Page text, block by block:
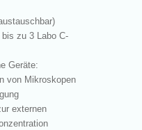
zu 3 Labo C-
Geräte:
von Mikroskopen
externen